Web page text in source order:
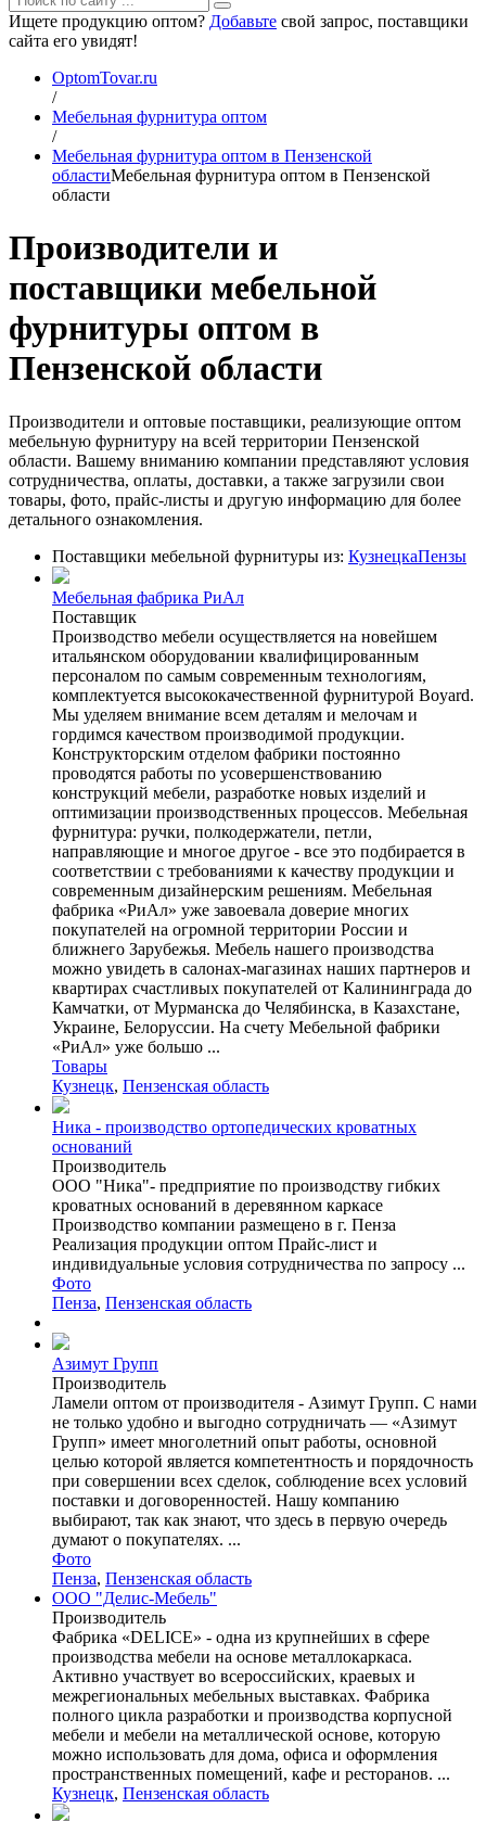
Ищете продукцию оптом? Добавьте свой запрос, поставщики
сайта его увидят!
OptomTovar.ru
/
Мебельная фурнитура оптом
/
Мебельная фурнитура оптом в Пензенской
областиМебельная фурнитура оптом в Пензенской
области
Производители и
поставщики мебельной
фурнитуры оптом в
Пензенской области
Производители и оптовые поставщики, реализующие оптом
мебельную фурнитуру на всей территории Пензенской
области. Вашему вниманию компании представляют условия
сотрудничества, оплаты, доставки, а также загрузили свои
товары, фото, прайс-листы и другую информацию для более
детального ознакомления.
Поставщики мебельной фурнитуры из: КузнецкаПензы
Мебельная фабрика РиАл
Поставщик
Производство мебели осуществляется на новейшем
итальянском оборудовании квалифицированным
персоналом по самым современным технологиям,
комплектуется высококачественной фурнитурой Boyard.
Мы уделяем внимание всем деталям и мелочам и
гордимся качеством производимой продукции.
Конструкторским отделом фабрики постоянно
проводятся работы по усовершенствованию
конструкций мебели, разработке новых изделий и
оптимизации производственных процессов. Мебельная
фурнитура: ручки, полкодержатели, петли,
направляющие и многое другое - все это подбирается в
соответствии с требованиями к качеству продукции и
современным дизайнерским решениям. Мебельная
фабрика «РиАл» уже завоевала доверие многих
покупателей на огромной территории России и
ближнего Зарубежья. Мебель нашего производства
можно увидеть в салонах-магазинах наших партнеров и
квартирах счастливых покупателей от Калининграда до
Камчатки, от Мурманска до Челябинска, в Казахстане,
Украине, Белоруссии. На счету Мебельной фабрики
«РиАл» уже большо ...
Товары
Кузнецк, Пензенская область
Ника - производство ортопедических кроватных
оснований
Производитель
ООО "Ника"- предприятие по производству гибких
кроватных оснований в деревянном каркасе
Производство компании размещено в г. Пенза
Реализация продукции оптом Прайс-лист и
индивидуальные условия сотрудничества по запросу ...
Фото
Пенза, Пензенская область
Азимут Групп
Производитель
Ламели оптом от производителя - Азимут Групп. С нами
не только удобно и выгодно сотрудничать — «Азимут
Групп» имеет многолетний опыт работы, основной
целью которой является компетентность и порядочность
при совершении всех сделок, соблюдение всех условий
поставки и договоренностей. Нашу компанию
выбирают, так как знают, что здесь в первую очередь
думают о покупателях. ...
Фото
Пенза, Пензенская область
ООО "Делис-Мебель"
Производитель
Фабрика «DELICE» - одна из крупнейших в сфере
производства мебели на основе металлокаркаса.
Активно участвует во всероссийских, краевых и
межрегиональных мебельных выставках. Фабрика
полного цикла разработки и производства корпусной
мебели и мебели на металлической основе, которую
можно использовать для дома, офиса и оформления
пространственных помещений, кафе и ресторанов. ...
Кузнецк, Пензенская область